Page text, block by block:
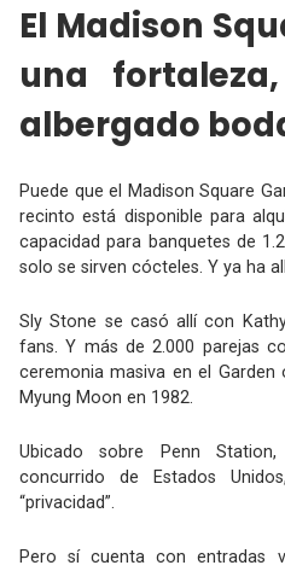
El Madison
una
albergado
Puede que el Madison Square
recinto está disponible para
capacidad para banquetes de
solo se sirven cócteles. Y ya ha
Sly Stone se casó allí con
fans. Y más de 2.000 parejas
ceremonia masiva en el
Myung Moon en 1982.
Ubicado sobre Penn
concurrido de Estados
“privacidad”.
Pero sí cuenta con entradas